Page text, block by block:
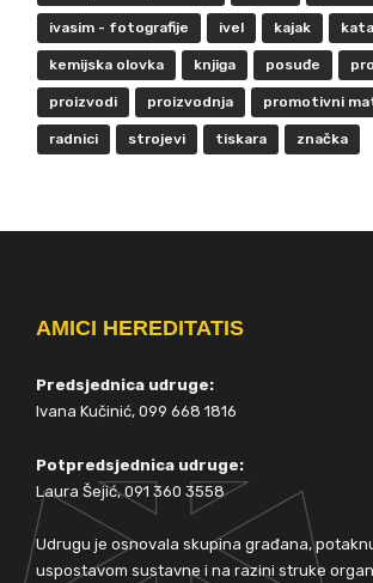
ivasim - fotografije ivel kajak
kemijska olovka knjiga posuđe
proizvodi proizvodnja promotivni
radnici strojevi tiskara značka
AMICI HEREDITATIS
Predsjednica udruge:
Ivana Kučinić, 099 668 1816
Potpredsjednica udruge:
Laura Šejić, 091 360 3558
Udrugu je osnovala skupina građana,
uspostavom sustavne i na razini struke